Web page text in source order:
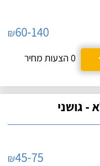
₪60-140
0 הצעות מחיר
גושני
₪45-75